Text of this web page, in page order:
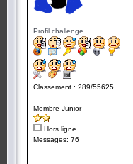
Profil challenge
Classement : 289/55625
Membre Junior
Hors ligne
Messages: 76